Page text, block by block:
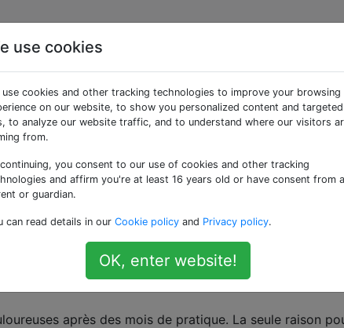
des pains à
s'étendent
lieu de s'étendre
hamburger et nous jouons généralement la pâte
utilisons une autre plaque de cuisson pour la presser
après des mois de pratique. La seule raison
use cookies
use cookies and other tracking technologies to improve your browsing
on our website, to show you personalized content and targeted
to analyze our website traffic, and to understand where our visitors
from.
you consent to our use of cookies and other tracking
and affirm you're at least 16 years old or have consent from a
or guardian.
can read details in our Cookie policy and Privacy policy.
OK, enter website!